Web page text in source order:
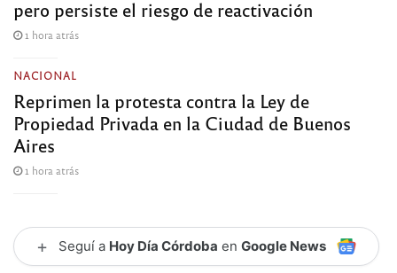
pero persiste el riesgo de reactivación
1 hora atrás
NACIONAL
Reprimen la protesta contra la Ley de
Propiedad Privada en la Ciudad de Buenos
Aires
1 hora atrás
+ Seguí a Hoy Día Córdoba en Google News